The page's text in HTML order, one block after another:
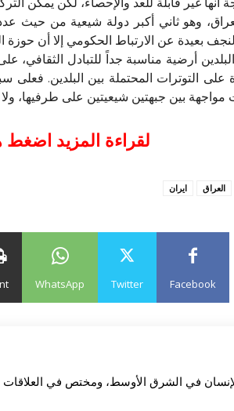
غير قابلة للعد والإحصاء، لكن يمكن
من السكان في العراق، وهو ثاني أكبر دولة
بعيدة عن الارتباط الحكومي إلا أن حوزة
أرضية مناسبة جداً للتبادل الثقافي،
التوترات المحتملة بين البلدين. فعلى
بين جبهتين شيعيتين على طرفيها، ولا أدلّ
لقراءة المزيد اضغط
العراق ايران
Facebook
Twitter
WhatsApp
في الشرق الأوسط، ومختص في العلاقات